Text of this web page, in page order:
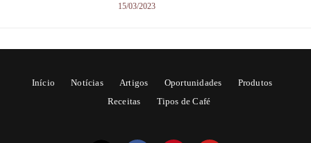
15/03/2023
Início Notícias Artigos Oportunidades
Produtos
Receitas
Tipos de Café